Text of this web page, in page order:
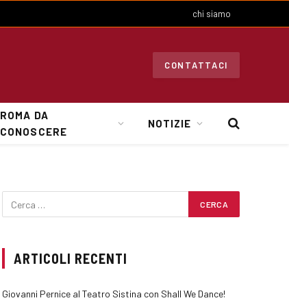
chi siamo
CONTATTACI
ROMA DA
CONOSCERE
NOTIZIE
ARTICOLI RECENTI
Giovanni Pernice al Teatro Sistina con Shall We Dance!